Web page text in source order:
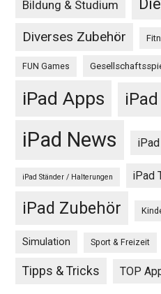
Bildung & Studium
Diverses Zubehör
FUN Games
iPad Apps
iPad News
iPad Ständer / Halterungen iPad
iPad Zubehör
Simulation Sport & Freizeit
Tipps & Tricks TOP